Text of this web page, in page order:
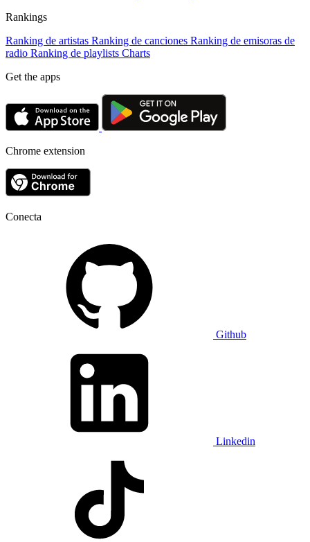
Rankings
Ranking de artistas Ranking de canciones Ranking de emisoras de
radio Ranking de playlists Charts
Get the apps
Chrome extension
Conecta
Github
Linkedin